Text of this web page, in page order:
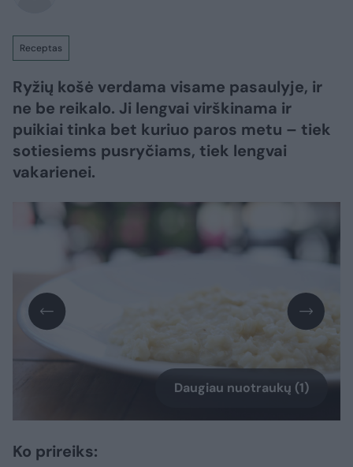
Receptas
Ryžių košė verdama visame pasaulyje, ir
ne be reikalo. Ji lengvai virškinama ir
puikiai tinka bet kuriuo paros metu – tiek
sotiesiems pusryčiams, tiek lengvai
vakarienei.
Daugiau nuotraukų (1)
Ko prireiks: